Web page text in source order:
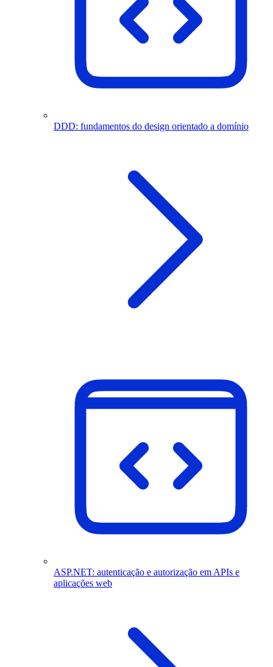
DDD: fundamentos do design orientado a domínio
ASP.NET: autenticação e autorização em APIs e
aplicações web